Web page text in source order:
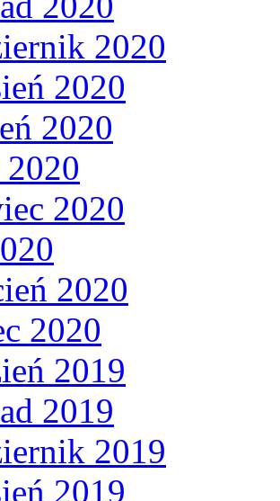
2020
2020
2020
2020
2020
2020
2019
2019
2019
2019